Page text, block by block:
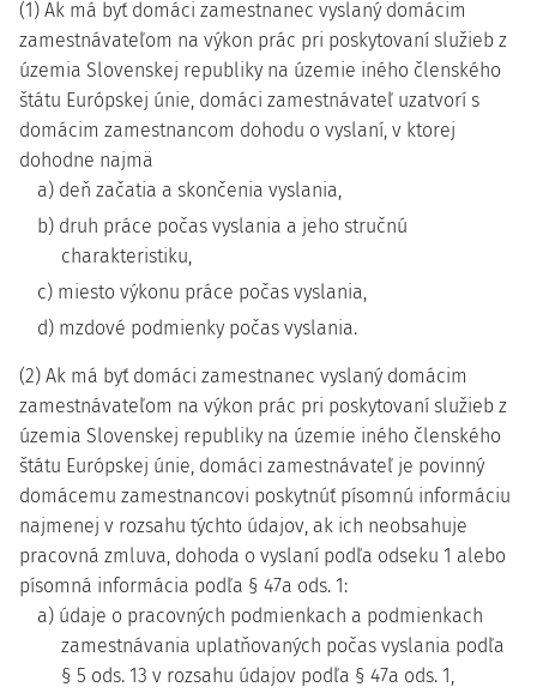
(1) Ak má byť domáci zamestnanec vyslaný domácim
zamestnávateľom na výkon prác pri poskytovaní služieb z
územia Slovenskej republiky na územie iného členského
štátu Európskej únie, domáci zamestnávateľ uzatvorí s
domácim zamestnancom dohodu o vyslaní, v ktorej
dohodne najmä
a) deň začatia a skončenia vyslania,
b) druh práce počas vyslania a jeho stručnú
charakteristiku,
c) miesto výkonu práce počas vyslania,
d) mzdové podmienky počas vyslania.
(2) Ak má byť domáci zamestnanec vyslaný domácim
zamestnávateľom na výkon prác pri poskytovaní služieb z
územia Slovenskej republiky na územie iného členského
štátu Európskej únie, domáci zamestnávateľ je povinný
domácemu zamestnancovi poskytnúť písomnú informáciu
najmenej v rozsahu týchto údajov, ak ich neobsahuje
pracovná zmluva, dohoda o vyslaní podľa odseku 1 alebo
písomná informácia podľa § 47a ods. 1:
a) údaje o pracovných podmienkach a podmienkach
zamestnávania uplatňovaných počas vyslania podľa
§ 5 ods. 13 v rozsahu údajov podľa § 47a ods. 1,